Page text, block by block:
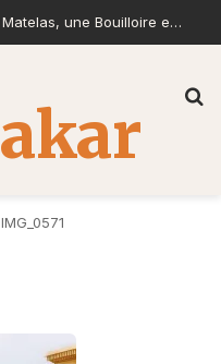
Mon Premier Appartement : Un Matelas, une Bouilloire et la Volonté de Construire
IMG_0571